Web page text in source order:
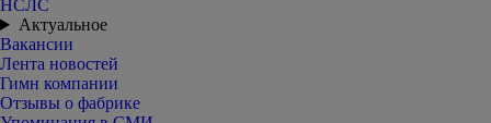
НСЛС
Актуальное
Вакансии
Лента новостей
Гимн компании
Отзывы о фабрике